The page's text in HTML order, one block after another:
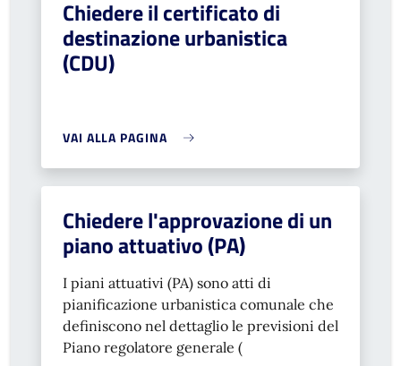
Chiedere il certificato di
destinazione urbanistica
(CDU)
VAI ALLA PAGINA
Chiedere l'approvazione di un
piano attuativo (PA)
I piani attuativi (PA) sono atti di
pianificazione urbanistica comunale che
definiscono nel dettaglio le previsioni del
Piano regolatore generale (